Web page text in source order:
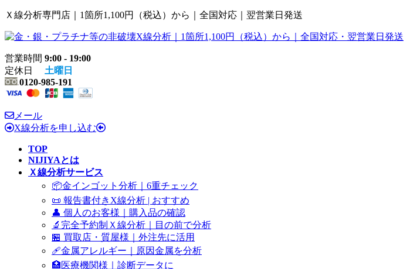
コ
テ
ツ
へ
ス
ッ
プ
ナ
ゲ
シ
ョ
ン
移
動
Ｘ線分析専門店｜1箇所1,100円（税込）から｜全国対応｜翌営業日発送
営業時間 9:00 - 19:00
定休日 土曜日
0120-985-191
メール
X線分析を申し込む
TOP
NIJIYAとは
Ｘ線分析サービス
📦金インゴット分析｜6重チェック
📜 報告書付きX線分析 | おすすめ
👤 個人のお客様｜購入品の確認
🔬完全予約制Ｘ線分析｜目の前で分析
🏪 買取店・質屋様｜外注先に活用
🩹金属アレルギー｜原因金属を分析
🏥医療機関様｜診断データに